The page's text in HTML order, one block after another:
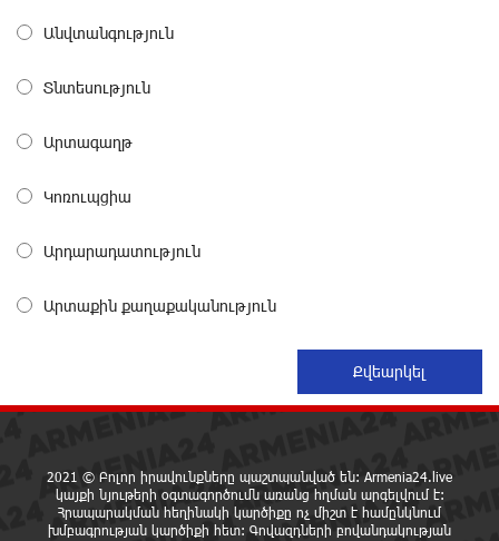
29.800 քկմ տարածքը կրճատվեց. Վարդևանյանը՝
Ֆասթ Բանկը Սևան Ստարտափ Սամմիթին
Սավգուլյան
Կաթողիկոսի և հոգևոր դասի ներկայացուցիչների
ուղիղ միջամտություն է Եկեղեցու ներքին գործերին և
ինքնավարությանը. Ղահրամանյան
8 ժամ առաջ
Անվտանգություն
Տնտեսություն
Արտագաղթ
Կոռուպցիա
Արդարադատություն
Արտաքին քաղաքականություն
2021 © Բոլոր իրավունքները պաշտպանված են: Armenia24.live
կայքի նյութերի օգտագործումն առանց հղման արգելվում է:
Հրապարակման հեղինակի կարծիքը ոչ միշտ է համընկնում
խմբագրության կարծիքի հետ: Գովազդների բովանդակության